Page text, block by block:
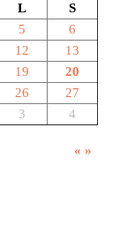
L
S
5
6
12
13
19
20
26
27
3 4
« »